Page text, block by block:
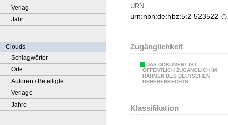
Verlag
Jahr
Clouds
Schlagwörter
Orte
Autoren / Beteiligte
Verlage
Jahre
URN
urn:nbn:de:hbz:5:2-523522
Zugänglichkeit
DAS DOKUMENT IST
ÖFFENTLICH ZUGÄNGLICH IM
RAHMEN DES DEUTSCHEN
URHEBERRECHTS.
Klassifikation